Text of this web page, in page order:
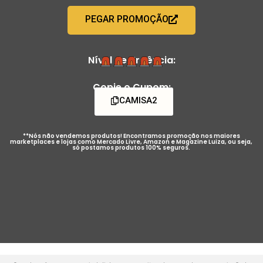
PEGAR PROMOÇÃO
Nível de Urgência:
Copie o Cupom:
CAMISA2
**Nós não vendemos produtos! Encontramos promoção nos maiores
marketplaces e lojas como Mercado Livre, Amazon e Magazine Luiza, ou seja,
só postamos produtos 100% seguros.